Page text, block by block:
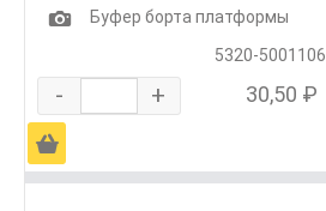
1
Буфер борта платформы
5320-5001106
- + 30,50 ₽
Ä